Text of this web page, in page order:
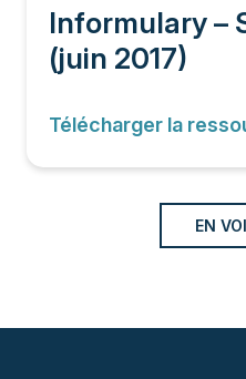
Informulary –
(juin 2017)
Télécharger la
EN